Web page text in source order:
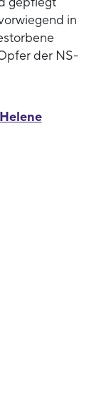
in
der NS-